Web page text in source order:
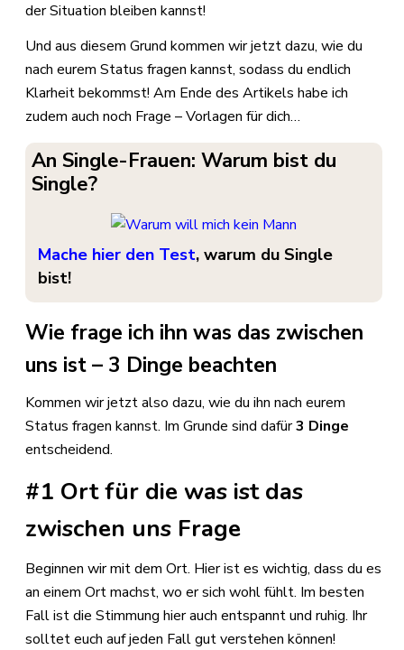
der Situation bleiben kannst!
Und aus diesem Grund kommen wir jetzt dazu, wie du
nach eurem Status fragen kannst, sodass du endlich
Klarheit bekommst! Am Ende des Artikels habe ich
zudem auch noch Frage – Vorlagen für dich…
An Single-Frauen: Warum bist du
Single?
Mache hier den Test, warum du Single
bist!
Wie frage ich ihn was das zwischen
uns ist – 3 Dinge beachten
Kommen wir jetzt also dazu, wie du ihn nach eurem
Status fragen kannst. Im Grunde sind dafür3 Dinge
entscheidend.
#1 Ort für die was ist das
zwischen uns Frage
Beginnen wir mit dem Ort. Hier ist es wichtig, dass du es
an einem Ort machst, wo er sich wohl fühlt. Im besten
Fall ist die Stimmung hier auch entspannt und ruhig. Ihr
solltet euch auf jeden Fall gut verstehen können!